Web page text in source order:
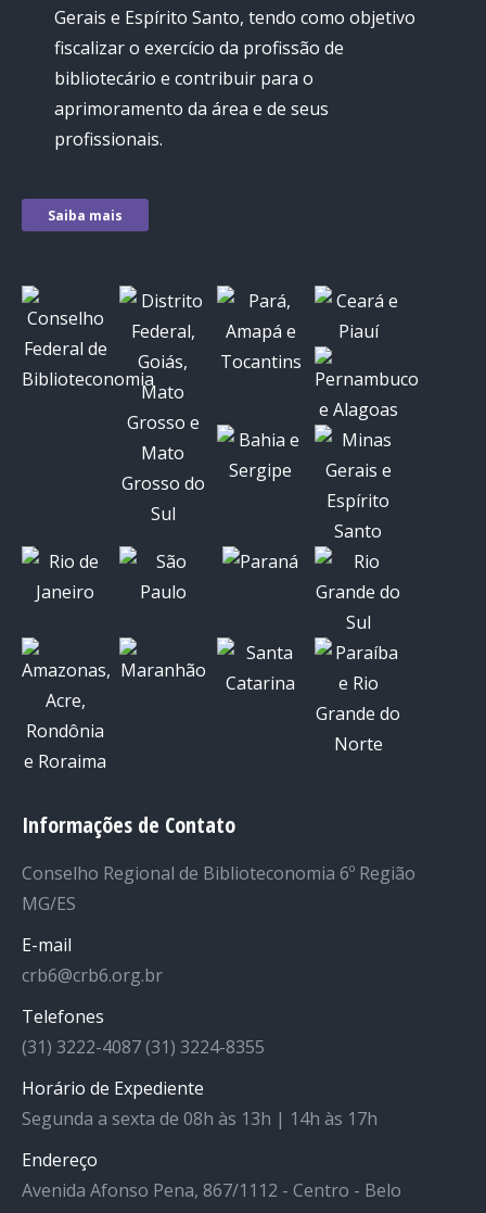
Gerais e Espírito Santo, tendo como objetivo
fiscalizar o exercício da profissão de
bibliotecário e contribuir para o
aprimoramento da área e de seus
profissionais.
Saiba mais
Informações de Contato
Conselho Regional de Biblioteconomia 6º Região
MG/ES
E-mail
crb6@crb6.org.br
Telefones
(31) 3222-4087 (31) 3224-8355
Horário de Expediente
Segunda a sexta de 08h às 13h | 14h às 17h
Endereço
Avenida Afonso Pena, 867/1112 - Centro - Belo